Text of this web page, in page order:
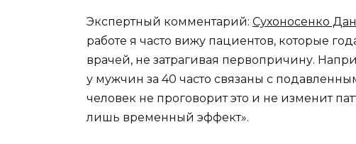
Экспертный комментарий: Сухоносенко
работе я часто вижу пациентов, которые
врачей, не затрагивая первопричину.
у мужчин за 40 часто связаны с
человек не проговорит это и не изменит
лишь временный эффект».